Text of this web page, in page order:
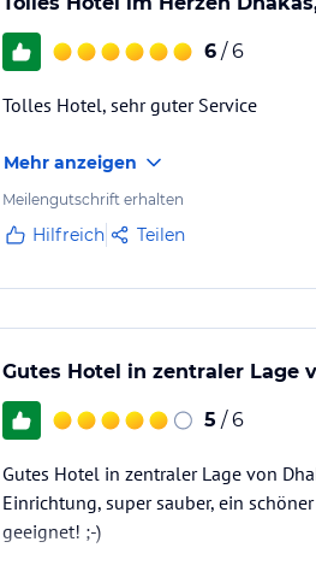
6 / 6
Tolles Hotel, sehr guter Service
Mehr anzeigen
Meilengutschrift erhalten
Hilfreich Teilen
Gutes Hotel in zentraler Lage
5 / 6
Gutes Hotel in zentraler Lage von
Einrichtung, super sauber, ein
geeignet! ;-)